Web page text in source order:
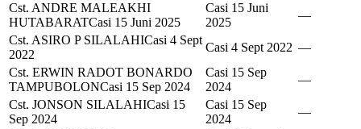
Cst. ANDRE MALEAKHI
HUTABARATCasi 15 Juni 2025
Casi 15 Juni
2025
—
Cst. ASIRO P SILALAHICasi 4 Sept
2022
Casi 4 Sept 2022 —
Cst. ERWIN RADOT BONARDO
TAMPUBOLONCasi 15 Sep 2024
Casi 15 Sep
2024
—
Cst. JONSON SILALAHICasi 15
Sep 2024
Casi 15 Sep
2024
—